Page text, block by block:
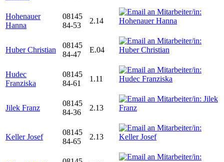
Hohenauer
Hanna
08145
84-53
2.14
Huber Christian
08145
84-47
E.04
Hudec
Franziska
08145
84-61
1.11
Jilek Franz
08145
84-36
2.13
Keller Josef
08145
84-65
2.13